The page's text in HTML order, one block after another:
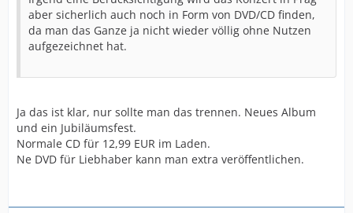
aber sicherlich auch noch in Form von DVD/CD finden,
da man das Ganze ja nicht wieder völlig ohne Nutzen
aufgezeichnet hat.
Ja das ist klar, nur sollte man das trennen. Neues Album
und ein Jubiläumsfest.
Normale CD für 12,99 EUR im Laden.
Ne DVD für Liebhaber kann man extra veröffentlichen.